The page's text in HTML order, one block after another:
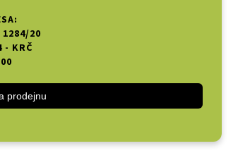
1284/20
- KRČ
prodejnu